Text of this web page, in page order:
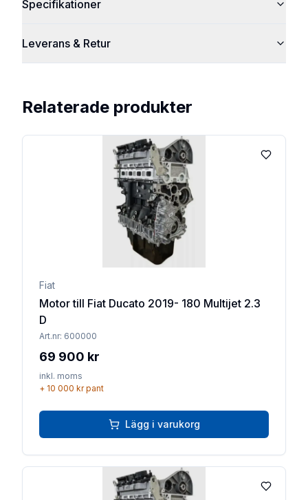
Specifikationer
Leverans & Retur
Relaterade produkter
Lägg till
Fiat
Motor till Fiat Ducato 2019- 180 Multijet 2.3
D
Art.nr: 600000
69 900 kr
inkl. moms
+ 10 000 krpant
Lägg i varukorg
Lägg till